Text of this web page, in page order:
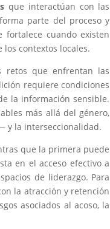
que interactúan con las
parte del proceso y
cuando existen
contextos locales.
retos que enfrentan las
requiere condiciones
la información sensible.
más allá del género,
y la interseccionalidad.
que la primera puede
en el acceso efectivo a
de liderazgo. Para
la atracción y retención
asociados al acoso, la